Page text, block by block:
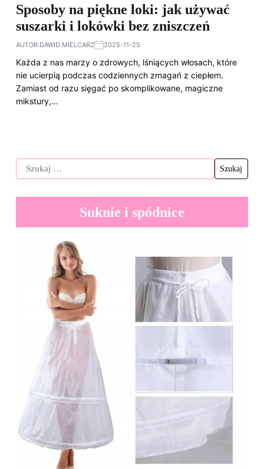
Sposoby na piękne loki: jak używać
suszarki i lokówki bez zniszczeń
AUTOR:DAWID MIELCARZ 2025-11-25
Każda z nas marzy o zdrowych, lśniących włosach, które
nie ucierpią podczas codziennych zmagań z ciepłem.
Zamiast od razu sięgać po skomplikowane, magiczne
mikstury,…
Suknie i spódnice